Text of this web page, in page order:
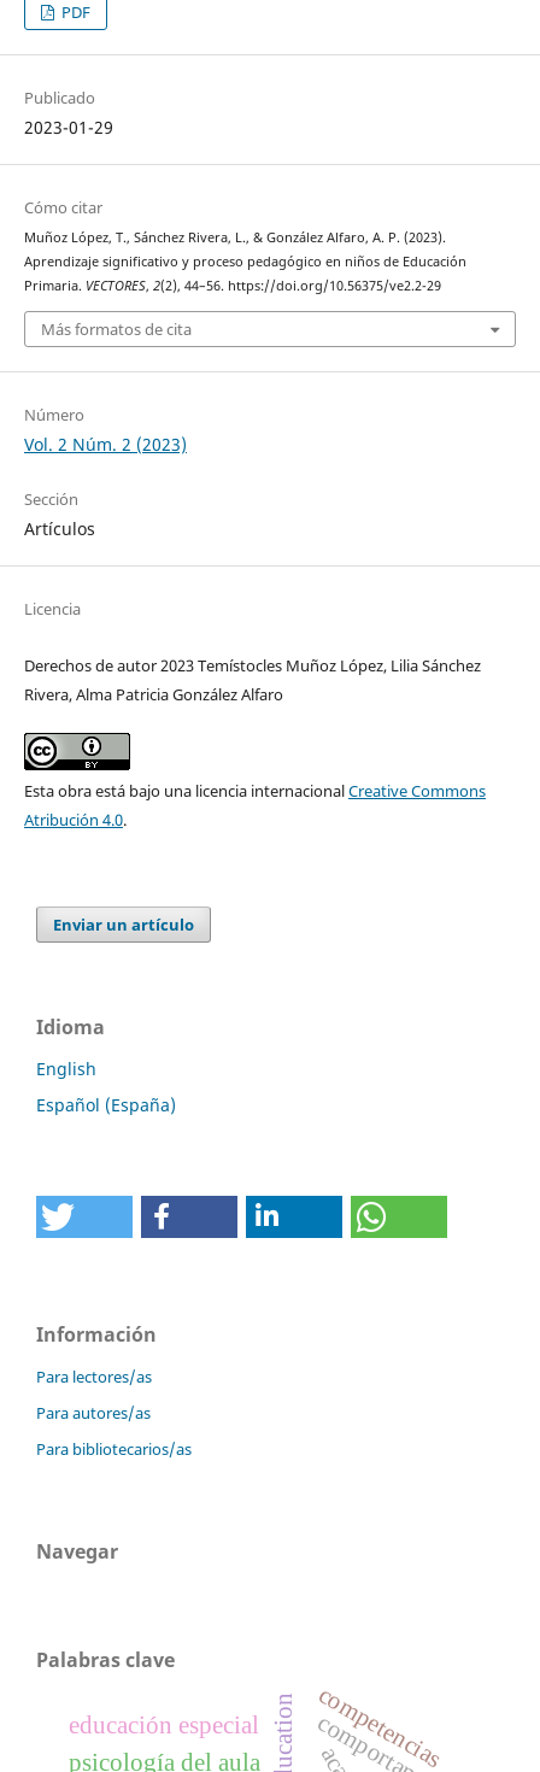
PDF
Publicado
2023-01-29
Cómo citar
Muñoz López, T., Sánchez Rivera, L., & González Alfaro, A. P. (2023).
Aprendizaje significativo y proceso pedagógico en niños de Educación
Primaria. VECTORES, 2(2), 44–56. https://doi.org/10.56375/ve2.2-29
Más formatos de cita
Número
Vol. 2 Núm. 2 (2023)
Sección
Artículos
Licencia
Derechos de autor 2023 Temístocles Muñoz López, Lilia Sánchez
Rivera, Alma Patricia González Alfaro
Esta obra está bajo una licencia internacionalCreative Commons
Atribución 4.0.
Enviar un artículo
Idioma
English
Español (España)
Información
Para lectores/as
Para autores/as
Para bibliotecarios/as
Navegar
Palabras clave
psicología del aula
educación especial competencias